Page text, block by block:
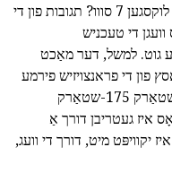
וואָס אַנדערש קענען איר זאָגן אונדז וועגן לוקסגען 7 סווו? תגובות פון די
די טעכניש
גוט. למשל, דער מאַכט
פון די פראנצויזיש פירמע
למם. דער רעזולטאַט איז געווען גאַנץ אַ שטאַרק 175-שטאַרק
איז געטריבן דורך אַ
איז יקוויפּט מיט, דורך די וועג,